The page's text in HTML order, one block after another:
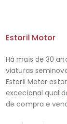
Estoril Motor
Há mais de 30
viaturas
Estoril Motor
excecional
de compra e